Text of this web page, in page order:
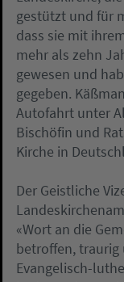
gestützt und für
dass sie mit
mehr als zehn
gewesen und
gegeben.
Autofahrt unter
Bischöfin und
Kirche in
Der Geistliche
«Wort an die
betroffen, traurig
Evangelisch-